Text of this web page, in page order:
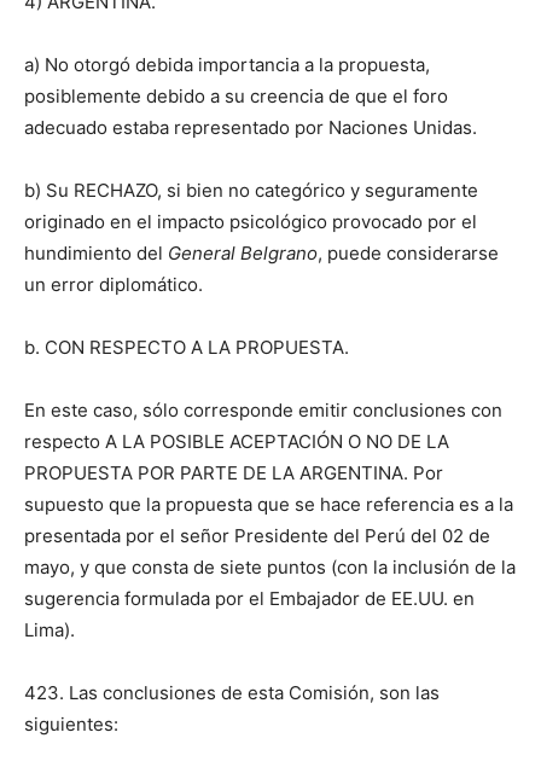
a) No otorgó debida importancia a la propuesta,
posiblemente debido a su creencia de que el foro
adecuado estaba representado por Naciones Unidas.
b) Su RECHAZO, si bien no categórico y seguramente
originado en el impacto psicológico provocado por el
hundimiento del General Belgrano, puede considerarse
un error diplomático.
b. CON RESPECTO A LA PROPUESTA.
En este caso, sólo corresponde emitir conclusiones con
respecto A LA POSIBLE ACEPTACIÓN O NO DE LA
PROPUESTA POR PARTE DE LA ARGENTINA. Por
supuesto que la propuesta que se hace referencia es a la
presentada por el señor Presidente del Perú del 02 de
mayo, y que consta de siete puntos (con la inclusión de la
sugerencia formulada por el Embajador de EE.UU. en
Lima).
423. Las conclusiones de esta Comisión, son las
siguientes: